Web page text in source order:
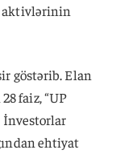
aktivlərinin
göstərib. Elan
faiz, “UP
İnvestorlar
ehtiyat